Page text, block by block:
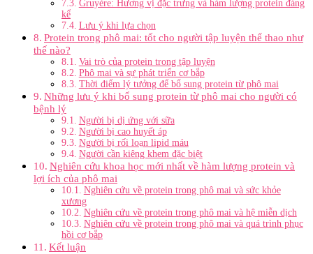
Gruyère: Hương vị đặc trưng và hàm lượng protein đáng
kể
Lưu ý khi lựa chọn
Protein trong phô mai: tốt cho người tập luyện thể thao như
thế nào?
Vai trò của protein trong tập luyện
Phô mai và sự phát triển cơ bắp
Thời điểm lý tưởng để bổ sung protein từ phô mai
Những lưu ý khi bổ sung protein từ phô mai cho người có
bệnh lý
Người bị dị ứng với sữa
Người bị cao huyết áp
Người bị rối loạn lipid máu
Người cần kiêng khem đặc biệt
Nghiên cứu khoa học mới nhất về hàm lượng protein và
lợi ích của phô mai
Nghiên cứu về protein trong phô mai và sức khỏe
xương
Nghiên cứu về protein trong phô mai và hệ miễn dịch
Nghiên cứu về protein trong phô mai và quá trình phục
hồi cơ bắp
Kết luận